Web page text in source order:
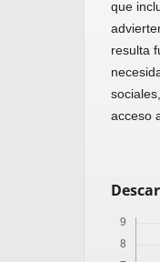
que
resulta
acceso